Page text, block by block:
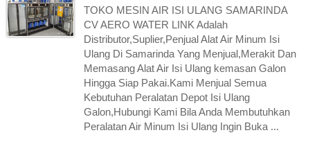
TOKO MESIN AIR ISI ULANG SAMARINDA
CV AERO WATER LINK Adalah
Distributor,Suplier,Penjual Alat Air Minum Isi
Ulang Di Samarinda Yang Menjual,Merakit Dan
Memasang Alat Air Isi Ulang kemasan Galon
Hingga Siap Pakai.Kami Menjual Semua
Kebutuhan Peralatan Depot Isi Ulang
Galon,Hubungi Kami Bila Anda Membutuhkan
Peralatan Air Minum Isi Ulang Ingin Buka ...